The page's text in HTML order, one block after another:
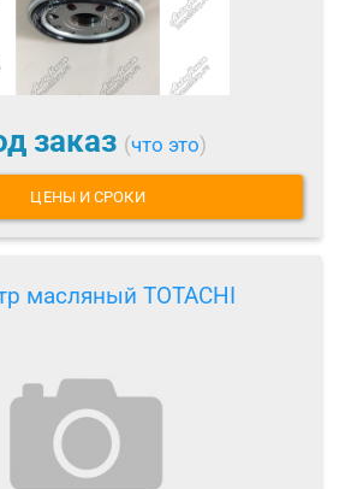
заказ (что это)
ЦЕНЫ И СРОКИ
масляный TOTACHI